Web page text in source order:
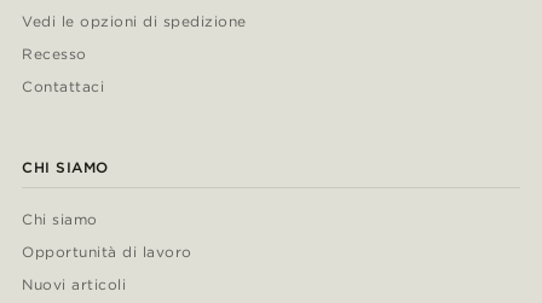
Vedi le opzioni di spedizione
Recesso
Contattaci
CHI SIAMO
Chi siamo
Opportunità di lavoro
Nuovi articoli